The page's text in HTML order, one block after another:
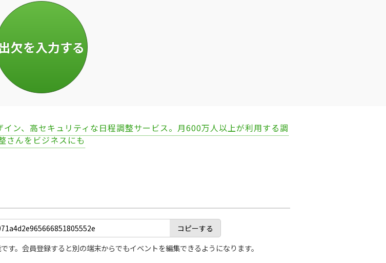
ン、高セキュリティな日程調整サービス。月600万人以上が利用する調
さんをビジネスにも
コピーする
。会員登録すると別の端末からでもイベントを編集できるようになります。